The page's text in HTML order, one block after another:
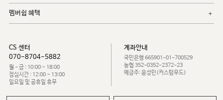
멤버쉽 혜택
CS 센터
070-8704-5882
월 - 금 : 10:00 ~ 18:00
점심시간 : 12:00 ~ 13:00
일요일 및 공휴일 휴무
계좌안내
국민은행 665901-01-700529
농협 352-0352-2372-23
예금주: 윤성민(커스텀무드)